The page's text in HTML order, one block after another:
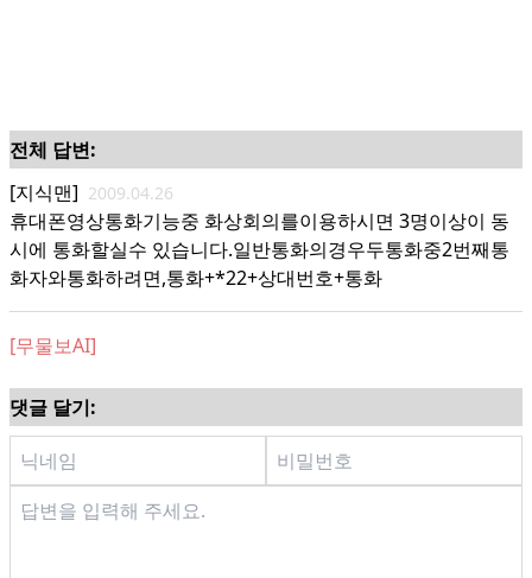
전체 답변:
[지식맨] 2009.04.26
휴대폰영상통화기능중 화상회의를이용하시면 3명이상이 동
시에 통화할실수 있습니다.일반통화의경우두통화중2번째통
화자와통화하려면,통화+*22+상대번호+통화
[무물보AI]
댓글 달기: